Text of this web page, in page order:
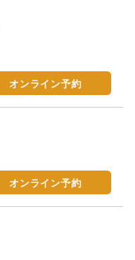
オンライン予約
オンライン予約